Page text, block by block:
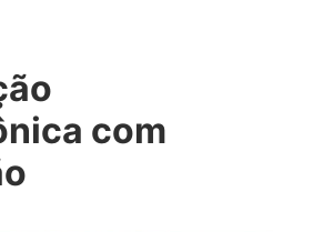
com